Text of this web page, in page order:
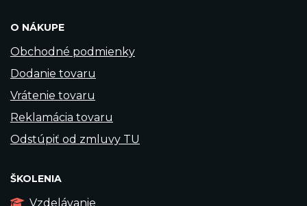
O NÁKUPE
Obchodné podmienky
Dodanie tovaru
Vrátenie tovaru
Reklamácia tovaru
Odstúpiť od zmluvy TU
ŠKOLENIA
Vzdelávanie